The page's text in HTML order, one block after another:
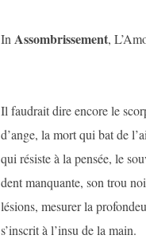
In Assombrissement,
Il faudrait dire encore le
d’ange, la mort qui bat de
qui résiste à la pensée, le
dent manquante, son trou
lésions, mesurer la
s’inscrit à l’insu de la main.